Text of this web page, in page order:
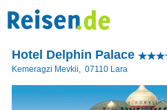
Hotel Delphin Palace
Kemeragzi Mevkii, 07110 Lara